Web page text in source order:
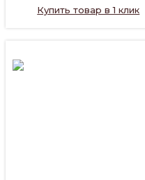
Купить товар в 1 клик